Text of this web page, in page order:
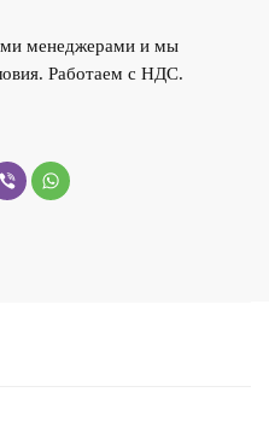
менеджерами и мы
Работаем с НДС.